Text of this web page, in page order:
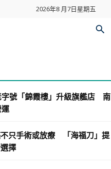
2026年8 月7日星期五
字號「錦霞樓」升級旗艦店 南
只手術或放療 「海福刀」提
擇